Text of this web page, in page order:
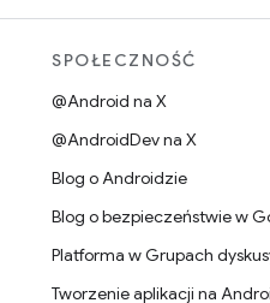
SPOŁECZNOŚĆ
@Android na X
@AndroidDev na X
Blog o Androidzie
Blog o bezpieczeństwie w
Platforma w Grupach
Tworzenie aplikacji na